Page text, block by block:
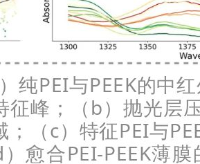
纯PEI与PEEK的中
征峰；（b）抛光层
；（c）特征PEI与
愈合PEI‑PEEK薄